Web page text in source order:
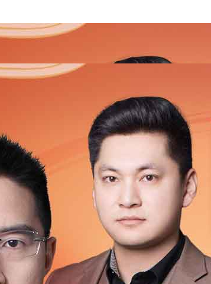
2021 2020 2019 2018 2017 2016
1998 1997 1996 1995 1994
1975 1974 1973 1972 1971